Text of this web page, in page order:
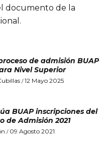
documento de la
de admisión BUAP
Nivel Superior
/12 Mayo 2025
BUAP inscripciones del
de Admisión 2021
/ 09 Agosto 2021